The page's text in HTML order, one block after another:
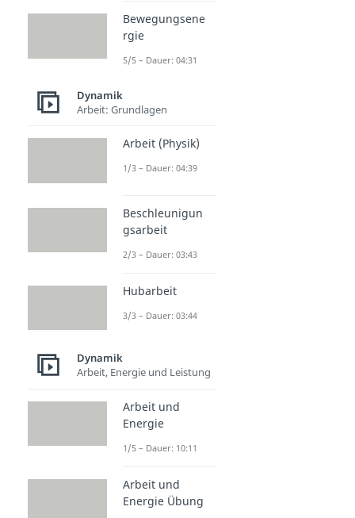
Bewegungsene
rgie
5/5 – Dauer: 04:31
Dynamik
Arbeit: Grundlagen
Arbeit (Physik)
1/3 – Dauer: 04:39
Beschleunigun
gsarbeit
2/3 – Dauer: 03:43
Hubarbeit
3/3 – Dauer: 03:44
Dynamik
Arbeit, Energie und Leistung
Arbeit und
Energie
1/5 – Dauer: 10:11
Arbeit und
Energie Übung